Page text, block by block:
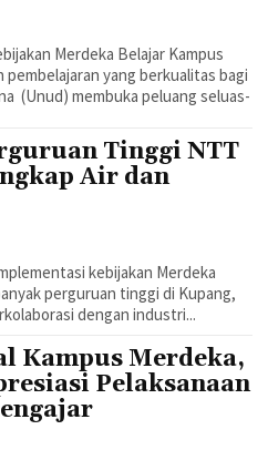
Merdeka Belajar Kampus
yang berkualitas bagi
(Unud) membuka peluang seluas-
Tinggi NTT
Air dan
kebijakan Merdeka
perguruan tinggi di Kupang,
dengan industri...
Kampus Merdeka,
Pelaksanaan